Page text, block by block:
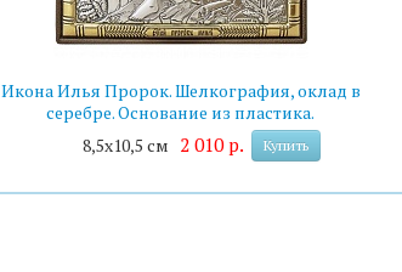
Икона Илья Пророк. Шелкография, оклад в
серебре. Основание из пластика.
8,5х10,5 см 2 010 р. Купить